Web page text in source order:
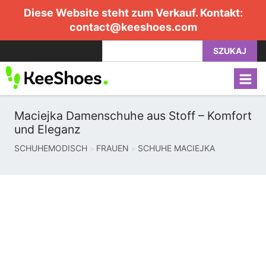
Diese Website steht zum Verkauf. Kontakt:
contact@keeshoes.com
SZUKAJ
Maciejka Damenschuhe aus Stoff – Komfort
und Eleganz
SCHUHEMODISCH FRAUEN SCHUHE MACIEJKA